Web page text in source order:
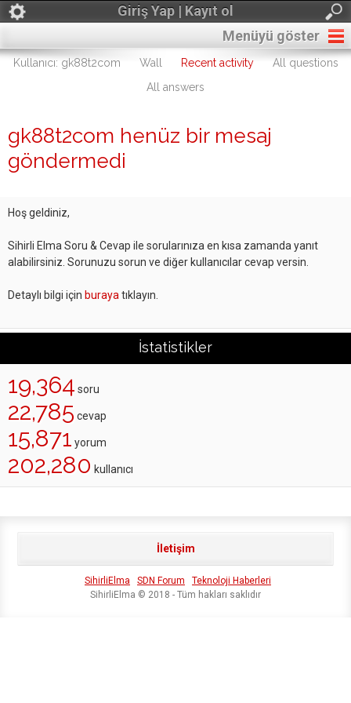
Giriş Yap | Kayıt ol
Menüyü göster
Kullanıcı: gk88t2com Wall Recent activity
All questions
All answers
gk88t2com henüz bir mesaj
göndermedi
Hoş geldiniz,
Sihirli Elma Soru & Cevap ile sorularınıza en kısa zamanda yanıt
alabilirsiniz. Sorunuzu sorun ve diğer kullanıcılar cevap versin.
Detaylı bilgi için buraya tıklayın.
İstatistikler
19,364 soru
22,785 cevap
15,871 yorum
202,280 kullanıcı
İletişim
SihirliElma SDN Forum
Teknoloji Haberleri
SihirliElma © 2018 - Tüm hakları saklıdır